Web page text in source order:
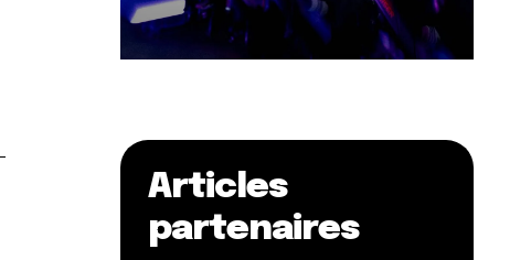
Articles
partenaires